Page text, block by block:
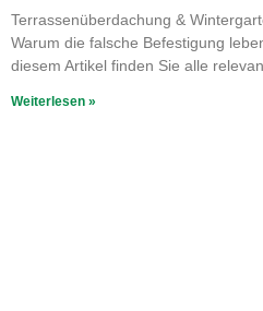
Terrassenüberdachung &
Warum die falsche Befestigung
diesem Artikel finden Sie alle
Weiterlesen »